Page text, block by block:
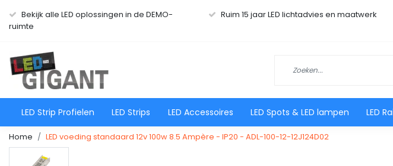
Bekijk alle LED oplossingen in de DEMO-
ruimte
Ruim 15 jaar LED lichtadvies en maatwerk
LED Strip Profielen LED Strips LED Accessoires LED Spots & LED lampen LED
Home LED voeding standaard 12v 100w 8.5 Ampère - IP20 - ADL-100-12-12J124D02